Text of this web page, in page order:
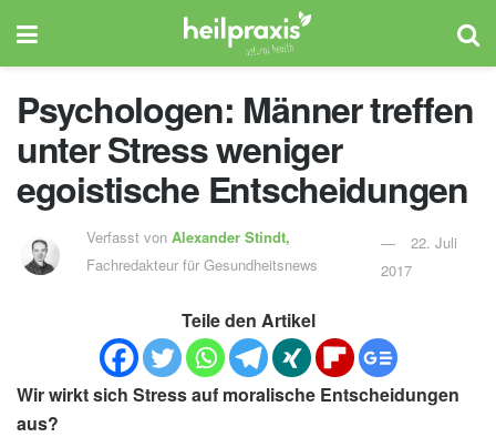
Psychologen: Männer treffen
unter Stress weniger
egoistische Entscheidungen
Verfasst vonAlexander Stindt,
Fachredakteur für Gesundheitsnews
22. Juli
2017
Teile den Artikel
Wir wirkt sich Stress auf moralische Entscheidungen
aus?